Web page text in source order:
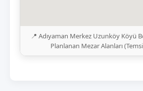
📍 Adıyaman Merkez Uzunköy Köyü
Planlanan Mezar Alanları